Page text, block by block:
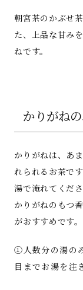
朝宮茶のかぶせ
た、上品な甘み
ねです。
かりがね
かりがねは、あ
れられるお茶で
湯で淹れてくださ
かりがねのもつ
がおすすめです。
①人数分の湯の
目までお湯を注